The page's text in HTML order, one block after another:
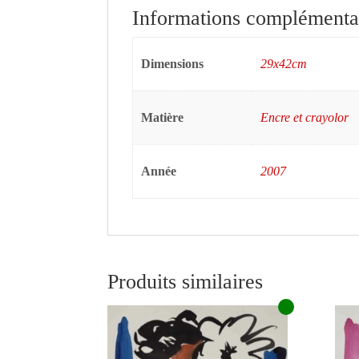
Informations
Dimensions 29x42cm
Matière Encre et crayolor
Année 2007
Produits similaires